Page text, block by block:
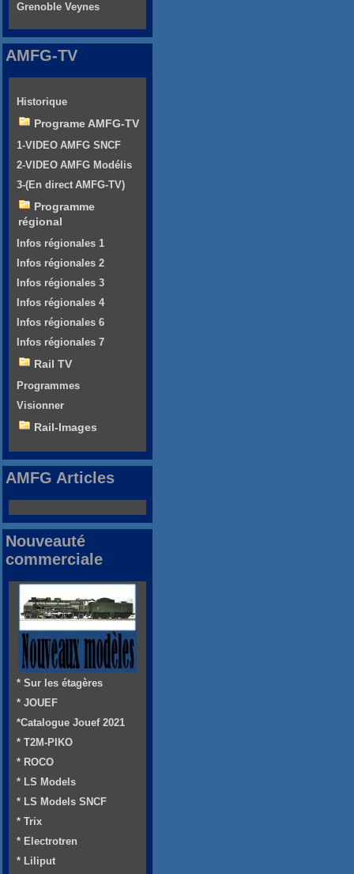
Grenoble Veynes
AMFG-TV
Historique
Programe AMFG-TV
1-VIDEO AMFG SNCF
2-VIDEO AMFG Modélis
3-(En direct AMFG-TV)
Programme
régional
Infos régionales 1
Infos régionales 2
Infos régionales 3
Infos régionales 4
Infos régionales 6
Infos régionales 7
Rail TV
Programmes
Visionner
Rail-Images
AMFG Articles
Nouveauté
commerciale
* Sur les étagères
* JOUEF
*Catalogue Jouef 2021
* T2M-PIKO
* ROCO
* LS Models
* LS Models SNCF
* Trix
* Electrotren
* Liliput